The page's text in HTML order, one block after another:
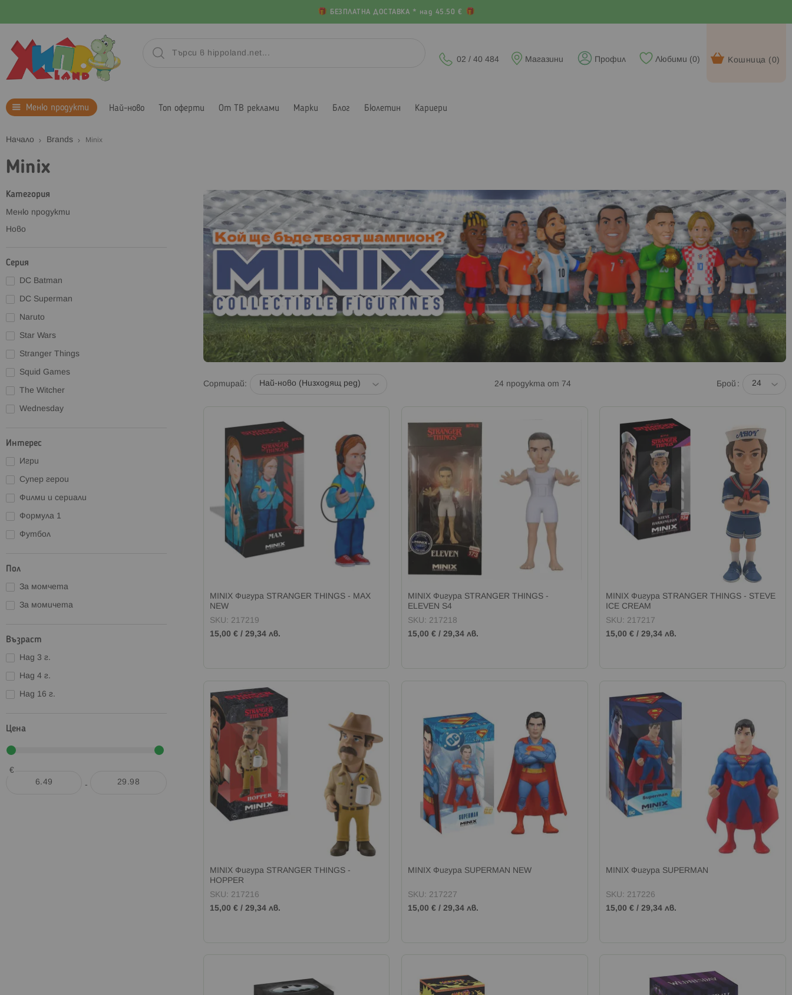
БЕЗПЛАТНА ДОСТАВКА * над 45.50 €
Кошница (0)
Любими (0)
Профил
Магазини
02 / 40 484
Меню продукти Най-ново Топ оферти От ТВ реклами Марки Блог Бюлетин Кариери
Начало Brands Minix
Minix
Сортирай Брой
24 продукта от 74
MINIX Фигура STRANGER THINGS - MAX
NEW
SKU: 217219
15,00 € / 29,34 лв.
MINIX Фигура STRANGER THINGS -
ELEVEN S4
SKU: 217218
15,00 € /29,34 лв.
MINIX Фигура STRANGER THINGS - STEVE
ICE CREAM
SKU: 217217
15,00 € /29,34 лв.
MINIX Фигура STRANGER THINGS -
HOPPER
SKU: 217216
15,00 € / 29,34 лв.
MINIX Фигура SUPERMAN NEW
SKU: 217227
15,00 € /29,34 лв.
MINIX Фигура SUPERMAN
SKU: 217226
15,00 € /29,34 лв.
Категория
Меню продукти
Ново
Серия
DC Batman
DC Superman
Naruto
Star Wars
Stranger Things
Squid Games
The Witcher
Wednesday
Интерес
Игри
Супер герои
Филми и сериали
Формула 1
Футбол
Пол
За момчета
За момичета
Възраст
Над 3 г.
Над 4 г.
Над 16 г.
Цена
€
-